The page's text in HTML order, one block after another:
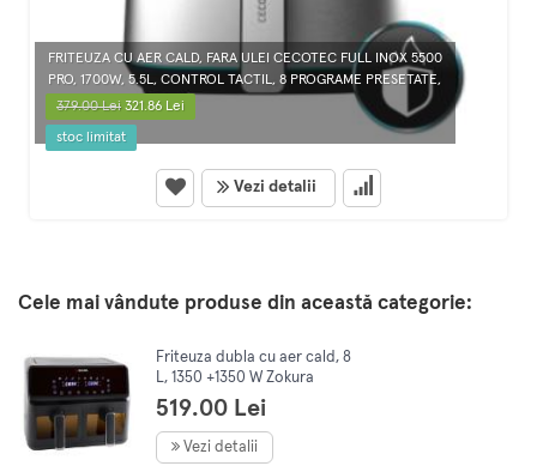
FRITEUZA CU AER CALD, FARA ULEI CECOTEC FULL INOX 5500
PRO, 1700W, 5.5L, CONTROL TACTIL, 8 PROGRAME PRESETATE,
379.00 Lei321.86 Lei
stoc limitat
Vezi detalii
Cele mai vândute produse din această categorie:
Friteuza dubla cu aer cald, 8
L, 1350 +1350 W Zokura
519.00 Lei
Vezi detalii